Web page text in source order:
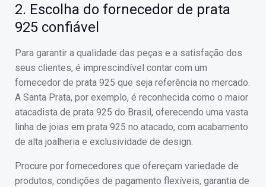
2. Escolha do fornecedor de prata
925 confiável
Para garantir a qualidade das peças e a satisfação dos
seus clientes, é imprescindível contar com um
fornecedor de prata 925 que seja referência no mercado.
A Santa Prata, por exemplo, é reconhecida como o maior
atacadista de prata 925 do Brasil, oferecendo uma vasta
linha de joias em prata 925 no atacado, com acabamento
de alta joalheria e exclusividade de design.
Procure por fornecedores que ofereçam variedade de
produtos, condições de pagamento flexíveis, garantia de